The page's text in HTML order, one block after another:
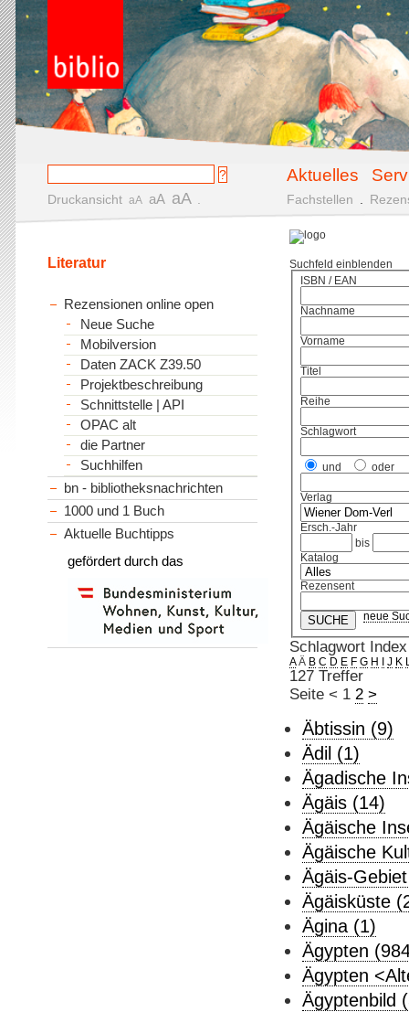
Aktuelles
Druckansicht aA aA aA Fachstellen
Suchfeld einblenden
ISBN / EAN
Nachname
Vorname
Titel
Reihe
Schlagwort
und oder
Verlag
Ersch.-Jahr
bis
Katalog
Rezensent
neue
Schlagwort Index
A Ä B C D E F G H J K
127 Treffer
Seite < 1 2 >
Äbtissin (9)
Ädil (1)
Ägadische
Ägäis (14)
Ägäische
Ägäische
Ägäis-
Ägäisküste
Ägina (1)
Ägypten
Ägypten
Ägyptenbild
Literatur
Rezensionen online open
Neue Suche
Mobilversion
Daten ZACK Z39.50
Projektbeschreibung
Schnittstelle | API
OPAC alt
die Partner
Suchhilfen
bn - bibliotheksnachrichten
1000 und 1 Buch
Aktuelle Buchtipps
gefördert durch das